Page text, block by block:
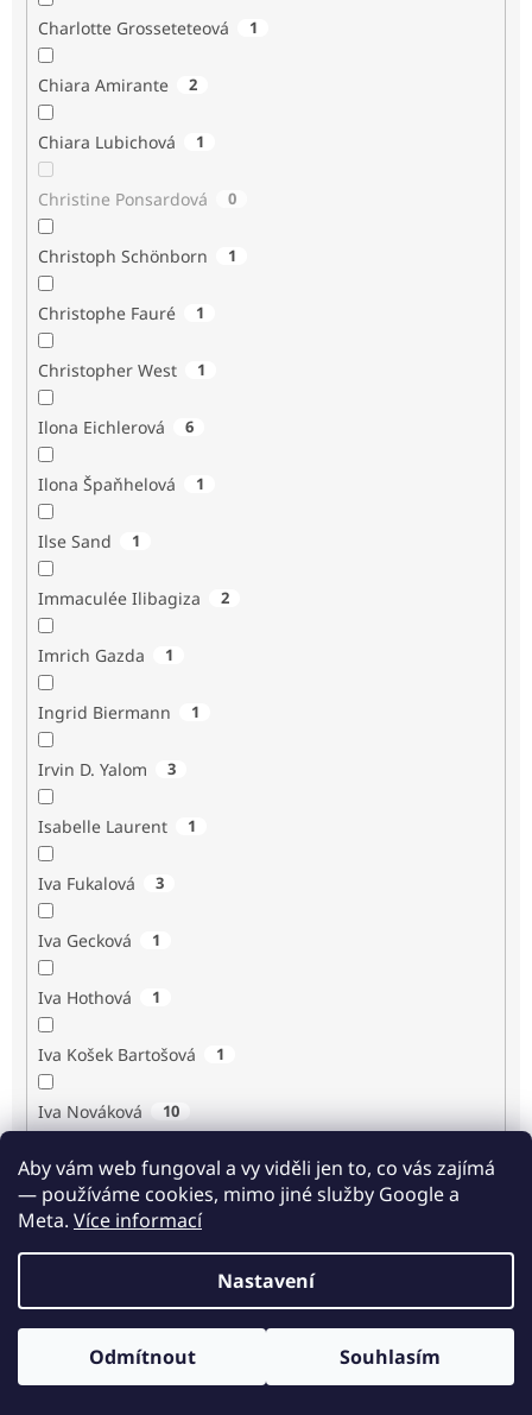
Aby vám web fungoval a vy viděli jen to, co vás zajímá
— používáme cookies, mimo jiné služby Google a
Meta. Více informací
Nastavení
Odmítnout Souhlasím
Charlotte Grosseteteová 1
Chiara Amirante 2
Chiara Lubichová 1
Christine Ponsardová 0
Christoph Schönborn 1
Christophe Fauré 1
Christopher West 1
Ilona Eichlerová 6
Ilona Špaňhelová 1
Ilse Sand 1
Immaculée Ilibagiza 2
Imrich Gazda 1
Ingrid Biermann 1
Irvin D. Yalom 3
Isabelle Laurent 1
Iva Fukalová 3
Iva Gecková 1
Iva Hothová 1
Iva Košek Bartošová 1
Iva Nováková 10
Iva Procházková 1
Ivan Renč 1
Odběr novinek